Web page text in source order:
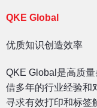
QKE Global
优质知识创造效率
QKE Global是高质
借多年的行业经验和
寻求有效打印和标签